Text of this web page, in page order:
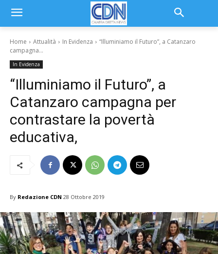
Home Attualità In Evidenza
“Illuminiamo il Futuro”, a Catanzaro
campagna...
In Evidenza
“Illuminiamo il Futuro”, a
Catanzaro campagna per
contrastare la povertà
educativa,
By Redazione CDN 28 Ottobre 2019